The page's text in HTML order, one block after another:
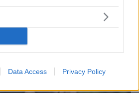
Data Access Privacy Policy